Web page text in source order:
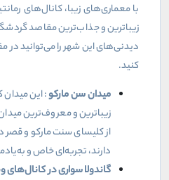
با معماری‌های زیبا، کانال‌های
زیباترین و جذاب‌ترین مقاصد
دیدنی‌های این شهر را می‌توانید در
کنید.
میدان سن مارکو: این
زیباترین و معروف‌ترین
از کلیسای سنت مارکو و قصر
دارند، تجربه‌ای خاص و
گاندولا سواری در کانال‌های